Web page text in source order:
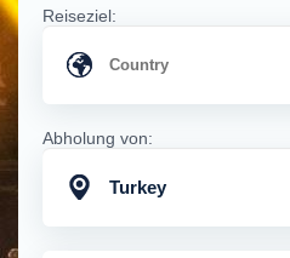
Reiseziel:
Abholung von:
Turkey